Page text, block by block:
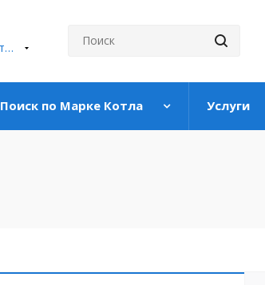
Самара, Крутые Ключи
Поиск по Марке Котла Услуги